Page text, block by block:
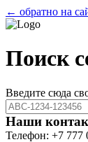
← обратно на
Поиск
Введите сюда
Наши
Телефон: +7 777